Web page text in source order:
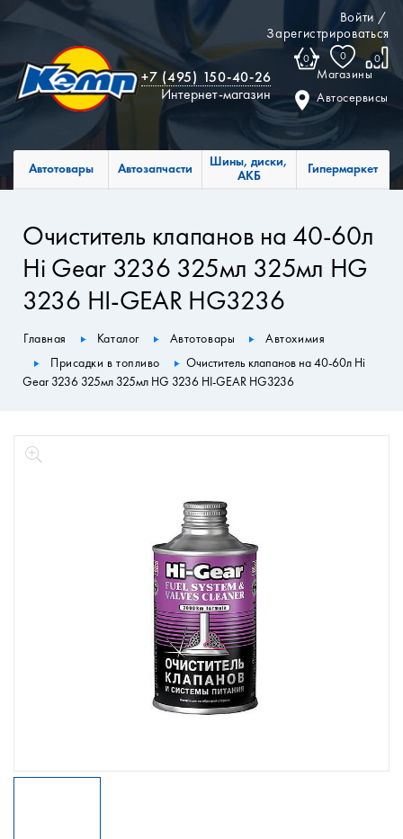
Войти /
Зарегистрироваться
0 0 0
Магазины
Автосервисы
+7 (495) 150-40-26
Интернет-магазин
Автотовары Автозапчасти
Шины, диски,
АКБ
Гипермаркет
Очиститель клапанов на 40-60л
Hi Gear 3236 325мл 325мл HG
3236 HI-GEAR HG3236
Главная Каталог Автотовары
Автохимия
Присадки в топливо
Очиститель клапанов на 40-60л Hi
Gear 3236 325мл 325мл HG 3236 HI-GEAR HG3236